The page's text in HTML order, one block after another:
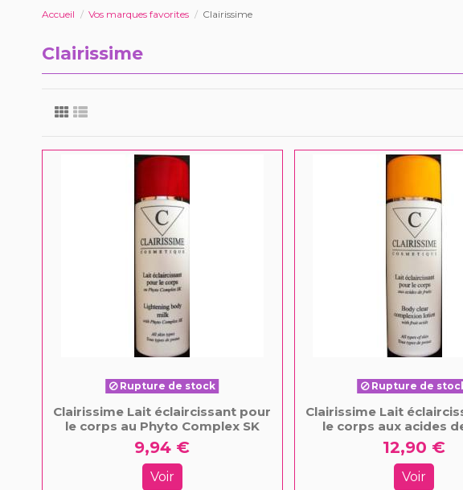
Accueil Vos marques favorites Clairissime
Clairissime
Rupture de stock
Clairissime Lait éclaircissant pour
le corps au Phyto Complex SK
9,94 €
Voir
Rupture de
Clairissime Lait
le corps aux acides
12,90 €
Voir